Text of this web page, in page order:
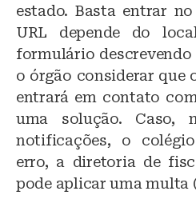
estado. Basta entrar
URL depende do
formulário
o órgão considerar que
entrará em contato
uma solução. Caso,
notificações, o
erro, a diretoria de
pode aplicar uma multa